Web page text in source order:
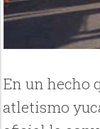
En un hecho
atletismo